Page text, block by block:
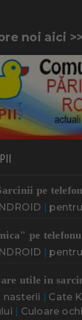
noi aici >>
pe
|
pe
|
utile in
nasterii | Cate
| Culoare